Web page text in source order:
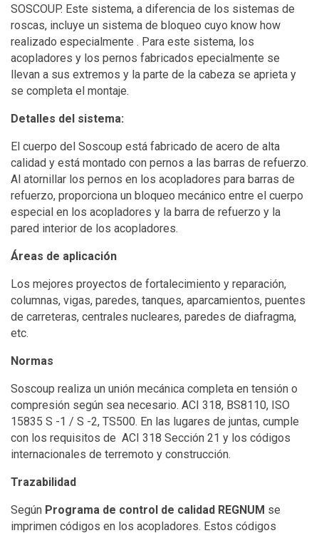
SOSCOUP. Este sistema, a diferencia de los sistemas de
roscas, incluye un sistema de bloqueo cuyo know how
realizado especialmente . Para este sistema, los
acopladores y los pernos fabricados epecialmente se
llevan a sus extremos y la parte de la cabeza se aprieta y
se completa el montaje.
Detalles del sistema:
El cuerpo del Soscoup está fabricado de acero de alta
calidad y está montado con pernos a las barras de refuerzo.
Al atornillar los pernos en los acopladores para barras de
refuerzo, proporciona un bloqueo mecánico entre el cuerpo
especial en los acopladores y la barra de refuerzo y la
pared interior de los acopladores.
Áreas de aplicación
Los mejores proyectos de fortalecimiento y reparación,
columnas, vigas, paredes, tanques, aparcamientos, puentes
de carreteras, centrales nucleares, paredes de diafragma,
etc.
Normas
Soscoup realiza un unión mecánica completa en tensión o
compresión según sea necesario. ACI 318, BS8110, ISO
15835 S -1 / S -2, TS500. En las lugares de juntas, cumple
con los requisitos de ACI 318 Sección 21 y los códigos
internacionales de terremoto y construcción.
Trazabilidad
Según Programa de control de calidad REGNUM se
imprimen códigos en los acopladores. Estos códigos